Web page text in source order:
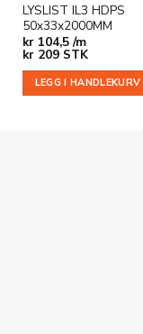
LYSLIST IL3 HDPS
50x33x2000MM
kr104,5 /m
kr209 STK
LEGG I HANDLEKURV